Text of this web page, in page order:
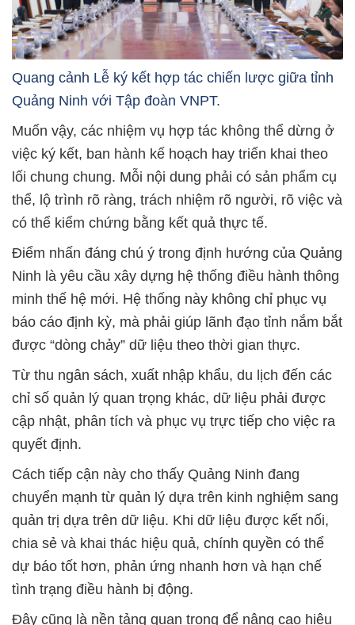
Quang cảnh Lễ ký kết hợp tác chiến lược giữa tỉnh
Quảng Ninh với Tập đoàn VNPT.
Muốn vậy, các nhiệm vụ hợp tác không thể dừng ở
việc ký kết, ban hành kế hoạch hay triển khai theo
lối chung chung. Mỗi nội dung phải có sản phẩm cụ
thể, lộ trình rõ ràng, trách nhiệm rõ người, rõ việc và
có thể kiểm chứng bằng kết quả thực tế.
Điểm nhấn đáng chú ý trong định hướng của Quảng
Ninh là yêu cầu xây dựng hệ thống điều hành thông
minh thế hệ mới. Hệ thống này không chỉ phục vụ
báo cáo định kỳ, mà phải giúp lãnh đạo tỉnh nắm bắt
được “dòng chảy” dữ liệu theo thời gian thực.
Từ thu ngân sách, xuất nhập khẩu, du lịch đến các
chỉ số quản lý quan trọng khác, dữ liệu phải được
cập nhật, phân tích và phục vụ trực tiếp cho việc ra
quyết định.
Cách tiếp cận này cho thấy Quảng Ninh đang
chuyển mạnh từ quản lý dựa trên kinh nghiệm sang
quản trị dựa trên dữ liệu. Khi dữ liệu được kết nối,
chia sẻ và khai thác hiệu quả, chính quyền có thể
dự báo tốt hơn, phản ứng nhanh hơn và hạn chế
tình trạng điều hành bị động.
Đây cũng là nền tảng quan trọng để nâng cao hiệu